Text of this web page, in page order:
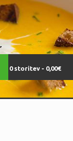
0 storitev 0,00€